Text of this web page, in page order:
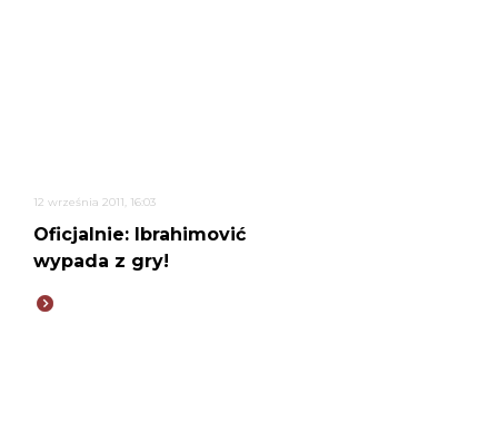
12 września 2011, 16:03
Oficjalnie: Ibrahimović
wypada z gry!